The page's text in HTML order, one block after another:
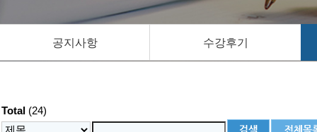
공지사항 수강후기
Total (24)